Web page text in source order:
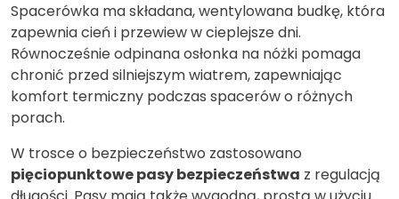
Spacerówka ma składana, wentylowana budkę, która
zapewnia cień i przewiew w cieplejsze dni.
Równocześnie odpinana osłonka na nóżki pomaga
chronić przed silniejszym wiatrem, zapewniając
komfort termiczny podczas spacerów o różnych
porach.
W trosce o bezpieczeństwo zastosowano
pięciopunktowe pasy bezpieczeństwa z regulacją